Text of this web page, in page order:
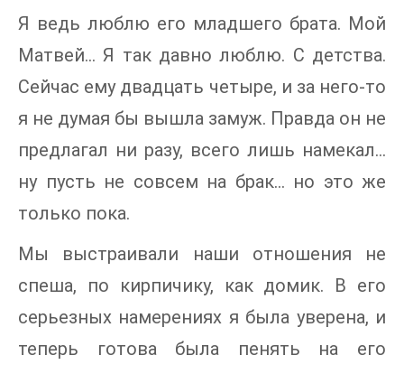
Я ведь люблю его младшего брата. Мой
Матвей… Я так давно люблю. С детства.
Сейчас ему двадцать четыре, и за него-то
я не думая бы вышла замуж. Правда он не
предлагал ни разу, всего лишь намекал…
ну пусть не совсем на брак… но это же
только пока.
Мы выстраивали наши отношения не
спеша, по кирпичику, как домик. В его
серьезных намерениях я была уверена, и
теперь готова была пенять на его